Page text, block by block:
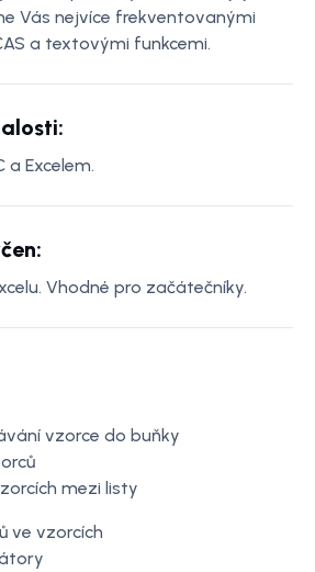
Vás nejvíce frekventovanými
a textovými funkcemi.
a Excelem.
Vhodné pro začátečníky.
vzorce do buňky
mezi listy
ve vzorcích